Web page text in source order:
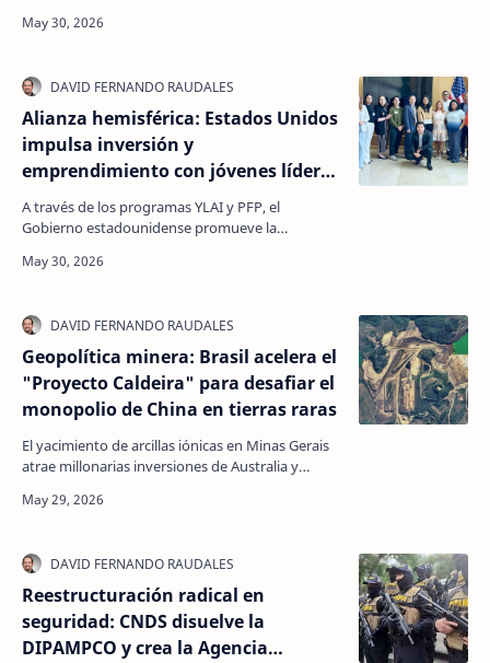
protocol…
Alianza hemisférica: Estados Unidos
impulsa inversión y
emprendimiento con jóvenes líderes
en el marco de #Freedom250
A través de los programas YLAI y PFP, el
Gobierno estadounidense promueve la
estabilidad regional mediante e…
Geopolítica minera: Brasil acelera el
"Proyecto Caldeira" para desafiar el
monopolio de China en tierras raras
El yacimiento de arcillas iónicas en Minas Gerais
atrae millonarias inversiones de Australia y
dependen…
Reestructuración radical en
seguridad: CNDS disuelve la
DIPAMPCO y crea la Agencia